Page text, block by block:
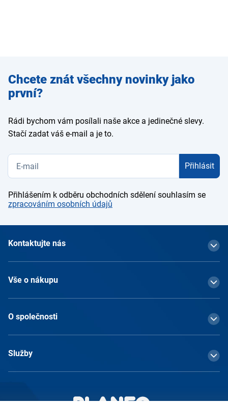
Zadejte
e-mail
Chcete znát všechny novinky jako
první?
Rádi bychom vám posílali naše akce a jedinečné slevy.
Stačí zadat váš e-mail a je to.
Přihlásit
Přihlášením k odběru obchodních sdělení souhlasím se
zpracováním osobních údajů
Kontaktujte nás
Vše o nákupu
O společnosti
Služby